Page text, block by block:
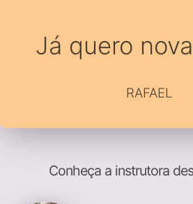
Já quero
RAFAEL
Conheça a instrutora